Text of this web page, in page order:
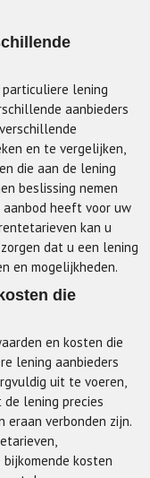
lening
aanbieders
en te vergelijken,
die aan de lening
beslissing nemen
heeft voor uw
kan u
dat u een lening
en mogelijkheden.
die
en kosten die
lening aanbieders
uit te voeren,
lening precies
verbonden zijn.
kosten